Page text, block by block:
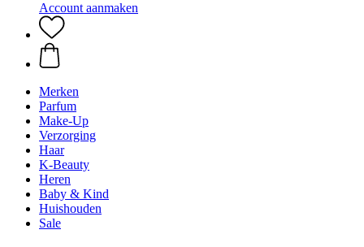
Account aanmaken
Merken
Parfum
Make-Up
Verzorging
Haar
K-Beauty
Heren
Baby & Kind
Huishouden
Sale